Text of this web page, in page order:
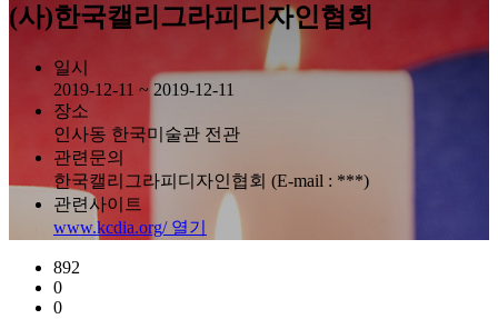
(사)한국캘리그라피디자인협회
일시
2019-12-11 ~ 2019-12-11
장소
인사동 한국미술관 전관
관련문의
한국캘리그라피디자인협회 (E-mail : ***)
관련사이트
www.kcdia.org/ 열기
892
0
0